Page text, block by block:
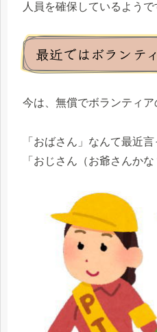
人員を確保しているようで
最近ではボランテ
今は、無償でボランティ
「おばさん」なんて最近
「おじさん（お爺さんか